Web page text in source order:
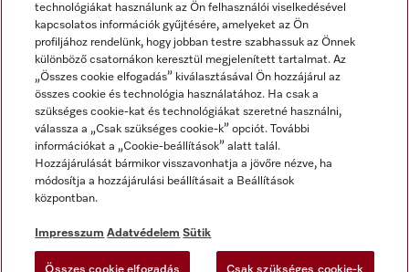
Impresszum
ÁSZF
Adatvédelem
Felhasználási feltételek
Akadálymentességi Nyilatkozat
Digitális Szolgáltatásokról szóló törvény
technológiákat használunk az Ön felhasználói viselkedésével
kapcsolatos információk gyűjtésére, amelyeket az Ön
profiljához rendelünk, hogy jobban testre szabhassuk az Önnek
különböző csatornákon keresztül megjelenített tartalmat. Az
„Összes cookie elfogadás” kiválasztásával Ön hozzájárul az
összes cookie és technológia használatához. Ha csak a
szükséges cookie-kat és technológiákat szeretné használni,
válassza a „Csak szükséges cookie-k” opciót. További
információkat a „Cookie-beállítások” alatt talál.
Hozzájárulását bármikor visszavonhatja a jövőre nézve, ha
módosítja a hozzájárulási beállításait a Beállítások
központban.
Impresszum Adatvédelem Sütik